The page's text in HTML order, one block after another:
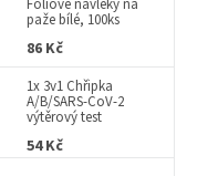
paže bílé, 100ks
86 Kč
1x 3v1 Chřipka
A/B/SARS-CoV-2
výtěrový test
54 Kč